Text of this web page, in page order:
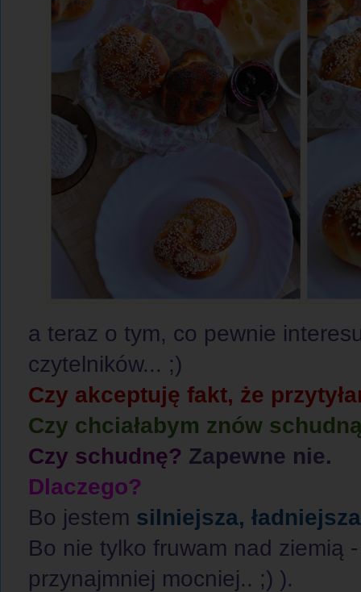
a teraz o tym, co pewnie
czytelników... ;)
Czy akceptuję fakt, że
Czy chciałabym znów
Czy schudnę? Zapewne nie.
Dlaczego?
Bo jestem silniejsza,
Bo nie tylko fruwam nad ziemią
przynajmniej mocniej.. ;) ).